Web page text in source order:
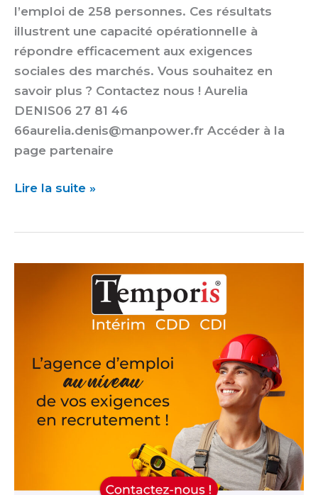
l’emploi de 258 personnes. Ces résultats
illustrent une capacité opérationnelle à
répondre efficacement aux exigences
sociales des marchés. Vous souhaitez en
savoir plus ? Contactez nous ! Aurelia
DENIS06 27 81 46
66aurelia.denis@manpower.fr Accéder à la
page partenaire
Lire la suite »
mesure